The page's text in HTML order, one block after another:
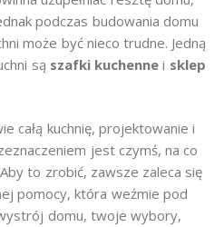
podczas budowania domu
może być nieco trudne. Jedną
są szafki kuchenne i sklep
całą kuchnię, projektowanie i
jest czymś, na co
to zrobić, zawsze zaleca się
pomocy, która weźmie pod
domu, twoje wybory,